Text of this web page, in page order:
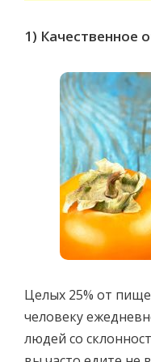
1) Качественное
Целых 25% от
человеку
людей со